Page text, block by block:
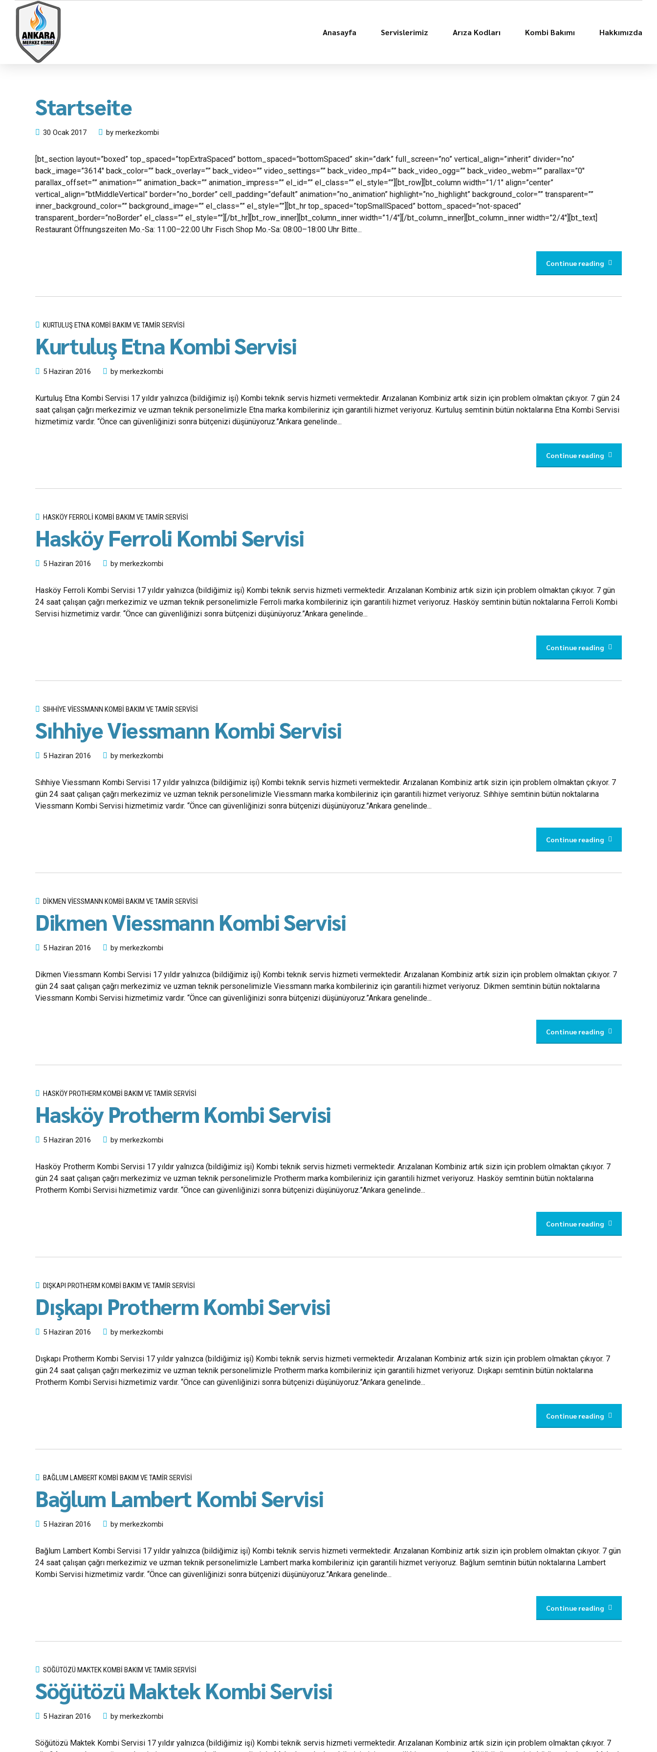
Anasayfa Servislerimiz Arıza Kodları Kombi Bakımı Hakkımızda
Startseite
30 Ocak 2017 by merkezkombi
[bt_section layout=”boxed” top_spaced=”topExtraSpaced” bottom_spaced=”bottomSpaced” skin=”dark” full_screen=”no” vertical_align=”inherit” divider=”no”
back_image=”3614″ back_color=”” back_overlay=”” back_video=”” video_settings=”” back_video_mp4=”” back_video_ogg=”” back_video_webm=”” parallax=”0″
parallax_offset=”” animation=”” animation_back=”” animation_impress=”” el_id=”” el_class=”” el_style=””][bt_row][bt_column width=”1/1″ align=”center”
vertical_align=”btMiddleVertical” border=”no_border” cell_padding=”default” animation=”no_animation” highlight=”no_highlight” background_color=”” transparent=””
inner_background_color=”” background_image=”” el_class=”” el_style=””][bt_hr top_spaced=”topSmallSpaced” bottom_spaced=”not-spaced”
transparent_border=”noBorder” el_class=”” el_style=””][/bt_hr][bt_row_inner][bt_column_inner width=”1/4″][/bt_column_inner][bt_column_inner width=”2/4″][bt_text]
Restaurant Öffnungszeiten Mo.-Sa: 11:00–22:00 Uhr Fisch Shop Mo.-Sa: 08:00–18:00 Uhr Bitte...
Continue reading
KURTULUŞ ETNA KOMBI BAKIM VE TAMIR SERVISI
Kurtuluş Etna Kombi Servisi
5 Haziran 2016 by merkezkombi
Kurtuluş Etna Kombi Servisi 17 yıldır yalnızca (bildiğimiz işi) Kombi teknik servis hizmeti vermektedir. Arızalanan Kombiniz artık sizin için problem olmaktan çıkıyor. 7 gün 24
saat çalışan çağrı merkezimiz ve uzman teknik personelimizle Etna marka kombileriniz için garantili hizmet veriyoruz. Kurtuluş semtinin bütün noktalarına Etna Kombi Servisi
hizmetimiz vardır. “Önce can güvenliğinizi sonra bütçenizi düşünüyoruz.”Ankara genelinde...
Continue reading
HASKÖY FERROLI KOMBI BAKIM VE TAMIR SERVISI
Hasköy Ferroli Kombi Servisi
5 Haziran 2016 by merkezkombi
Hasköy Ferroli Kombi Servisi 17 yıldır yalnızca (bildiğimiz işi) Kombi teknik servis hizmeti vermektedir. Arızalanan Kombiniz artık sizin için problem olmaktan çıkıyor. 7 gün
24 saat çalışan çağrı merkezimiz ve uzman teknik personelimizle Ferroli marka kombileriniz için garantili hizmet veriyoruz. Hasköy semtinin bütün noktalarına Ferroli Kombi
Servisi hizmetimiz vardır. “Önce can güvenliğinizi sonra bütçenizi düşünüyoruz.”Ankara genelinde...
Continue reading
SIHHIYE VIESSMANN KOMBI BAKIM VE TAMIR SERVISI
Sıhhiye Viessmann Kombi Servisi
5 Haziran 2016 by merkezkombi
Sıhhiye Viessmann Kombi Servisi 17 yıldır yalnızca (bildiğimiz işi) Kombi teknik servis hizmeti vermektedir. Arızalanan Kombiniz artık sizin için problem olmaktan çıkıyor. 7
gün 24 saat çalışan çağrı merkezimiz ve uzman teknik personelimizle Viessmann marka kombileriniz için garantili hizmet veriyoruz. Sıhhiye semtinin bütün noktalarına
Viessmann Kombi Servisi hizmetimiz vardır. “Önce can güvenliğinizi sonra bütçenizi düşünüyoruz.”Ankara genelinde...
Continue reading
DIKMEN VIESSMANN KOMBI BAKIM VE TAMIR SERVISI
Dikmen Viessmann Kombi Servisi
5 Haziran 2016 by merkezkombi
Dikmen Viessmann Kombi Servisi 17 yıldır yalnızca (bildiğimiz işi) Kombi teknik servis hizmeti vermektedir. Arızalanan Kombiniz artık sizin için problem olmaktan çıkıyor. 7
gün 24 saat çalışan çağrı merkezimiz ve uzman teknik personelimizle Viessmann marka kombileriniz için garantili hizmet veriyoruz. Dikmen semtinin bütün noktalarına
Viessmann Kombi Servisi hizmetimiz vardır. “Önce can güvenliğinizi sonra bütçenizi düşünüyoruz.”Ankara genelinde...
Continue reading
HASKÖY PROTHERM KOMBI BAKIM VE TAMIR SERVISI
Hasköy Protherm Kombi Servisi
5 Haziran 2016 by merkezkombi
Hasköy Protherm Kombi Servisi 17 yıldır yalnızca (bildiğimiz işi) Kombi teknik servis hizmeti vermektedir. Arızalanan Kombiniz artık sizin için problem olmaktan çıkıyor. 7
gün 24 saat çalışan çağrı merkezimiz ve uzman teknik personelimizle Protherm marka kombileriniz için garantili hizmet veriyoruz. Hasköy semtinin bütün noktalarına
Protherm Kombi Servisi hizmetimiz vardır. “Önce can güvenliğinizi sonra bütçenizi düşünüyoruz.”Ankara genelinde...
Continue reading
DIŞKAPI PROTHERM KOMBI BAKIM VE TAMIR SERVISI
Dışkapı Protherm Kombi Servisi
5 Haziran 2016 by merkezkombi
Dışkapı Protherm Kombi Servisi 17 yıldır yalnızca (bildiğimiz işi) Kombi teknik servis hizmeti vermektedir. Arızalanan Kombiniz artık sizin için problem olmaktan çıkıyor. 7
gün 24 saat çalışan çağrı merkezimiz ve uzman teknik personelimizle Protherm marka kombileriniz için garantili hizmet veriyoruz. Dışkapı semtinin bütün noktalarına
Protherm Kombi Servisi hizmetimiz vardır. “Önce can güvenliğinizi sonra bütçenizi düşünüyoruz.”Ankara genelinde...
Continue reading
BAĞLUM LAMBERT KOMBI BAKIM VE TAMIR SERVISI
Bağlum Lambert Kombi Servisi
5 Haziran 2016 by merkezkombi
Bağlum Lambert Kombi Servisi 17 yıldır yalnızca (bildiğimiz işi) Kombi teknik servis hizmeti vermektedir. Arızalanan Kombiniz artık sizin için problem olmaktan çıkıyor. 7 gün
24 saat çalışan çağrı merkezimiz ve uzman teknik personelimizle Lambert marka kombileriniz için garantili hizmet veriyoruz. Bağlum semtinin bütün noktalarına Lambert
Kombi Servisi hizmetimiz vardır. “Önce can güvenliğinizi sonra bütçenizi düşünüyoruz.”Ankara genelinde...
Continue reading
SÖĞÜTÖZÜ MAKTEK KOMBI BAKIM VE TAMIR SERVISI
Söğütözü Maktek Kombi Servisi
5 Haziran 2016 by merkezkombi
Söğütözü Maktek Kombi Servisi 17 yıldır yalnızca (bildiğimiz işi) Kombi teknik servis hizmeti vermektedir. Arızalanan Kombiniz artık sizin için problem olmaktan çıkıyor. 7